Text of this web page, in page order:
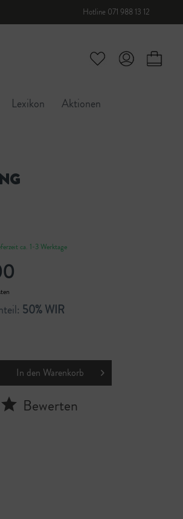
Hotline 071 988 13 12
Lexikon Aktionen
ca. 1-3 Werktage
50% WIR
In den Warenkorb
Bewerten